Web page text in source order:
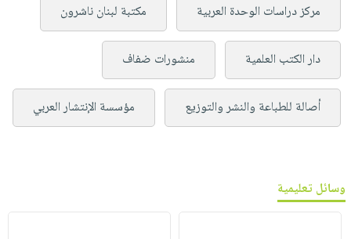
مركز دراسات الوحدة العربية مكتبة لبنان ناشرون
دار الكتب العلمية منشورات ضفاف
أصالة للطباعة والنشر والتوزيع مؤسسة الإنتشار العربي
وسائل تعليمية